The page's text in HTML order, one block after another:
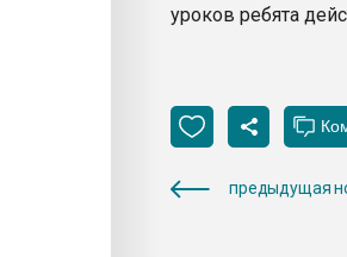
уроков ребята
предыдущая